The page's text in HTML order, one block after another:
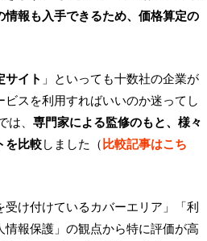
報も入手できるため、価格算定の
サイト 」といっても十数社の企業が
スを利用すればいいのか迷ってし
、 専門家による監修のもと、様々
を比較しました（比較記事はこち
け付けているカバーエリア」「利
報保護」の観点から特に評価が高